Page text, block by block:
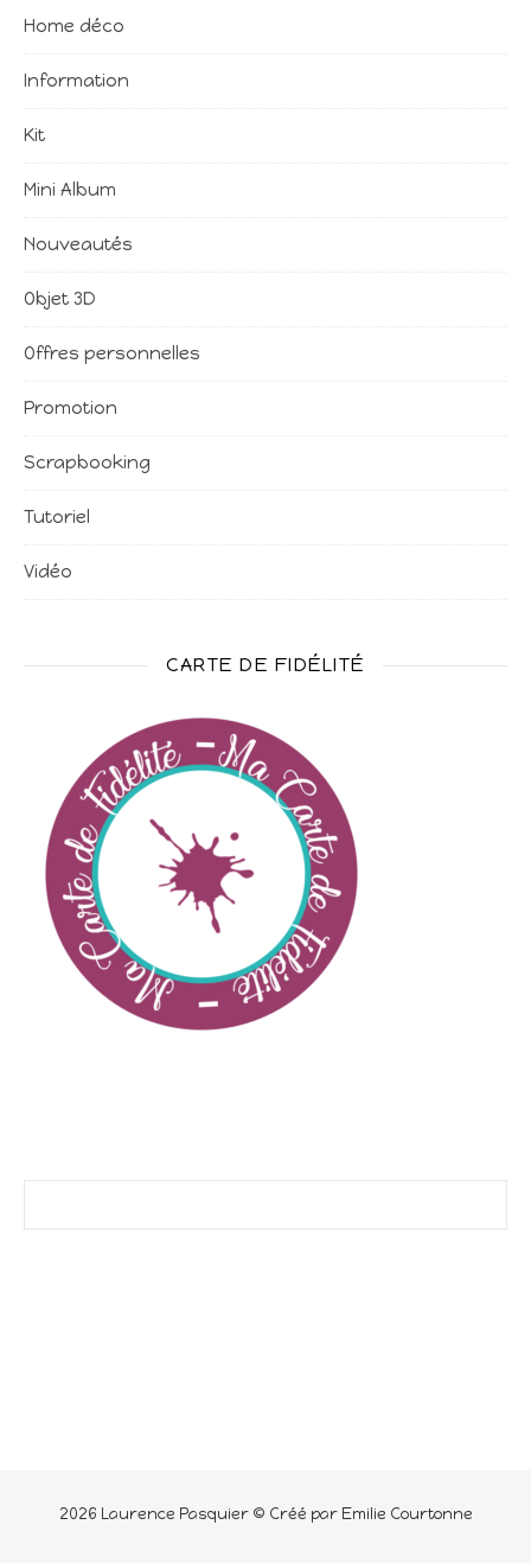
Home déco
Information
Kit
Mini Album
Nouveautés
Objet 3D
Offres personnelles
Promotion
Scrapbooking
Tutoriel
Vidéo
CARTE DE FIDÉLITÉ
2026 Laurence Pasquier © Créé par Emilie Courtonne